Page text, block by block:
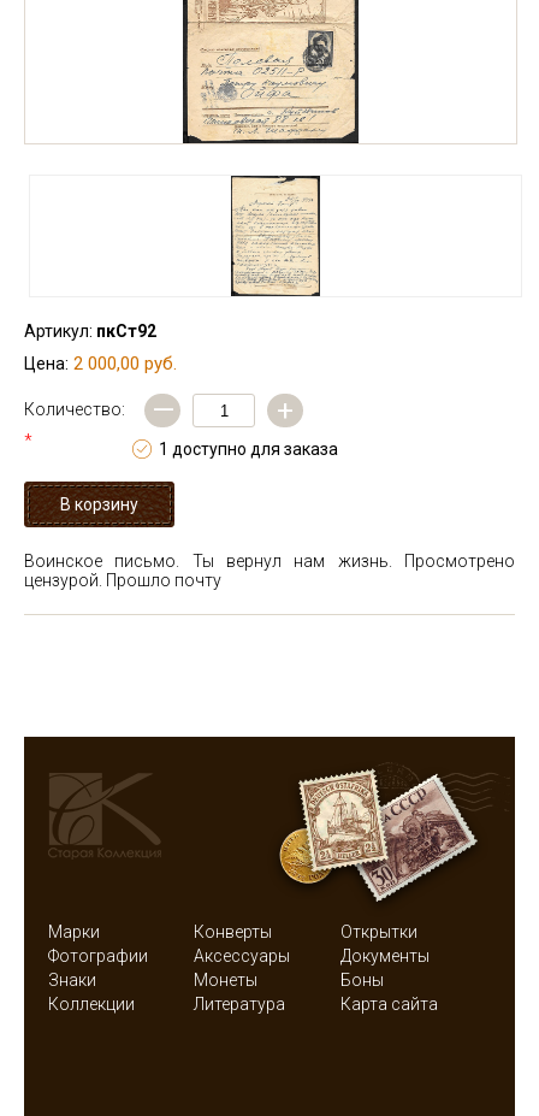
Артикул: пкСт92
Цена: 2 000,00 руб.
Количество:
*
— +
1 доступно для заказа
Воинское письмо. Ты вернул нам жизнь. Просмотрено
цензурой. Прошло почту
Марки Конверты
Открытки
Фотографии
Аксессуары
Документы
Знаки
Монеты
Боны
Коллекции
Литература Карта сайта